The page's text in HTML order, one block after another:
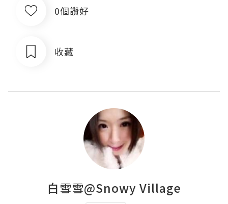
0個讚好
收藏
白雪雪@Snowy Village